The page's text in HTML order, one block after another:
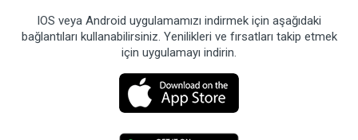
IOS veya Android uygulamamızı indirmek için aşağıdaki
bağlantıları kullanabilirsiniz. Yenilikleri ve fırsatları takip etmek
için uygulamayı indirin.